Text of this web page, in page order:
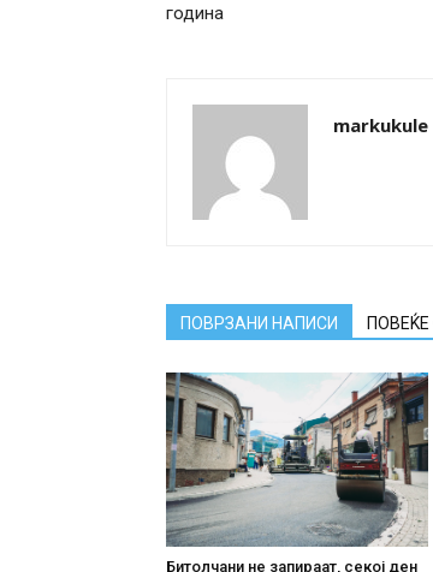
година
markukule
ПОВРЗАНИ НАПИСИ
Битолчани не запираат, секој ден